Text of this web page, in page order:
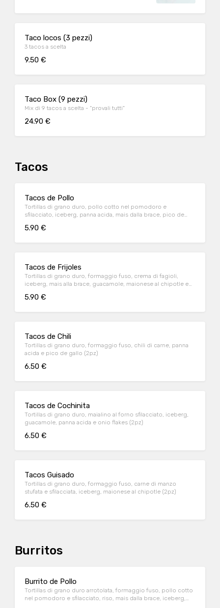
Taco locos (3 pezzi)
3 tacos a scelta
9.50 €
Taco Box (9 pezzi)
Mix di 9 tacos a scelta - "provali tutti"
24.90 €
Tacos
Tacos de Pollo
Tortillas di grano duro, pollo cotto nel pomodoro e
sfilacciato, iceberg, panna acida, mais dalla brace, pico de
5.90 €
Tacos de Frijoles
Tortillas di grano duro, formaggio fuso, crema di fagioli,
iceberg, mais alla brace, guacamole, maionese al chipotle e
5.90 €
Tacos de Chili
Tortillas di grano duro, formaggio fuso, chili di carne, panna
acida e pico de gallo (2pz)
6.50 €
Tacos de Cochinita
Tortillas di grano duro, maialino al forno sfilacciato, iceberg,
guacamole, panna acida e onio flakes (2pz)
6.50 €
Tacos Guisado
Tortillas di grano duro, formaggio fuso, carne di manzo
stufata e sfilacciata, iceberg, maionese al chipotle (2pz)
6.50 €
Burritos
Burrito de Pollo
Tortillas di grano duro arrotolata, formaggio fuso, pollo cotto
nel pomodoro e sfilacciato, riso, mais dalla brace, iceberg,